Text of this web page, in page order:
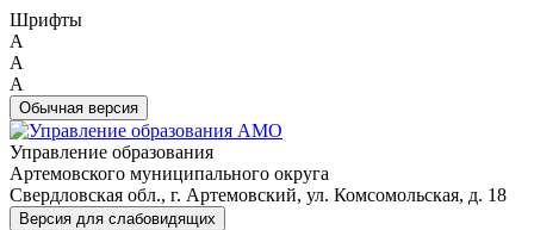
Шрифты
A
A
A
Обычная версия
Управление образования
Артемовского муниципального округа
Свердловская обл., г. Артемовский, ул. Комсомольская, д. 18
Версия для слабовидящих